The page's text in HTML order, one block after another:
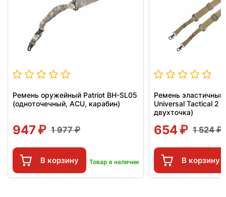
Ремень оружейный Patriot BH-SL05
(одноточечный, ACU, карабин)
947 1 977
В корзину Товар в наличии
Ремень
Universal Tactical 2
двухточка)
654 1 524
В корзину